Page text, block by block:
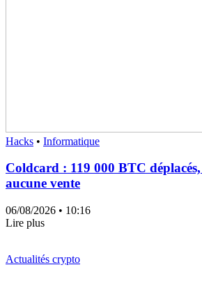
Hacks • Informatique
Coldcard : 119 000 BTC
aucune vente
06/08/2026 • 10:16
Lire plus
Actualités crypto